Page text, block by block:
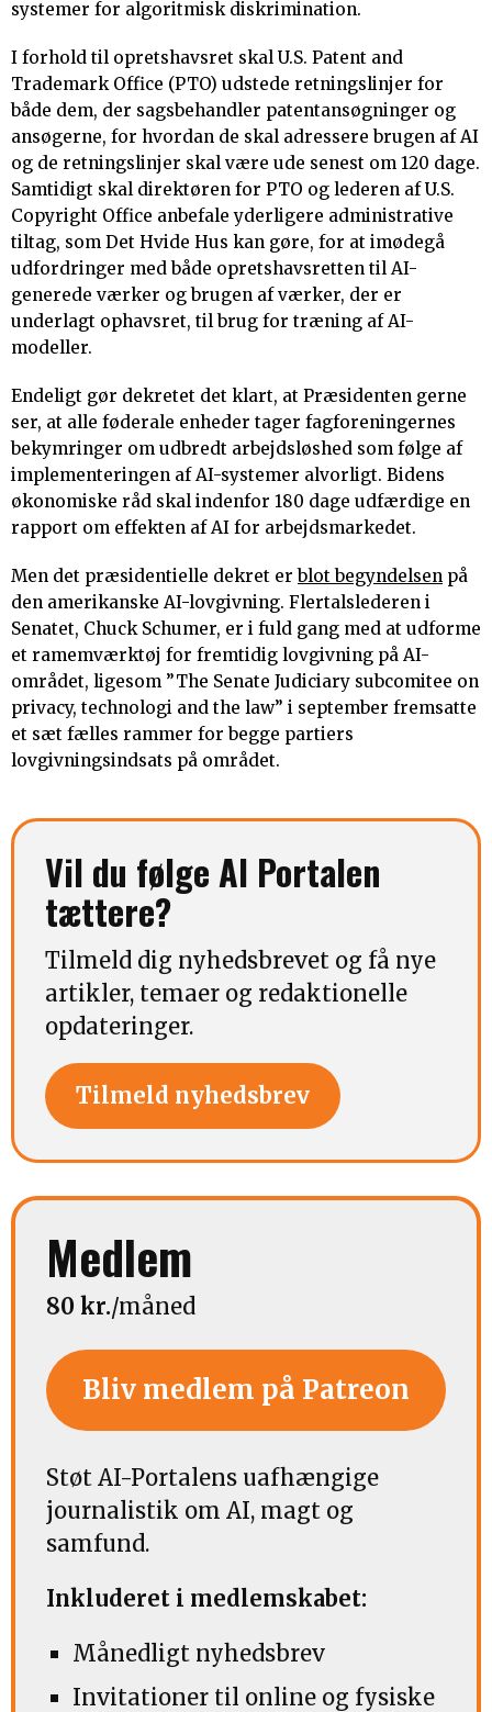
systemer for algoritmisk diskrimination.
I forhold til opretshavsret skal U.S. Patent and
Trademark Office (PTO) udstede retningslinjer for
både dem, der sagsbehandler patentansøgninger og
ansøgerne, for hvordan de skal adressere brugen af AI
og de retningslinjer skal være ude senest om 120 dage.
Samtidigt skal direktøren for PTO og lederen af U.S.
Copyright Office anbefale yderligere administrative
tiltag, som Det Hvide Hus kan gøre, for at imødegå
udfordringer med både opretshavsretten til AI-
generede værker og brugen af værker, der er
underlagt ophavsret, til brug for træning af AI-
modeller.
Endeligt gør dekretet det klart, at Præsidenten gerne
ser, at alle føderale enheder tager fagforeningernes
bekymringer om udbredt arbejdsløshed som følge af
implementeringen af AI-systemer alvorligt. Bidens
økonomiske råd skal indenfor 180 dage udfærdige en
rapport om effekten af AI for arbejdsmarkedet.
Men det præsidentielle dekret erblot begyndelsen på
den amerikanske AI-lovgivning. Flertalslederen i
Senatet, Chuck Schumer, er i fuld gang med at udforme
et ramemværktøj for fremtidig lovgivning på AI-
området, ligesom ”The Senate Judiciary subcomitee on
privacy, technologi and the law” i september fremsatte
et sæt fælles rammer for begge partiers
lovgivningsindsats på området.
Vil du følge AI Portalen
tættere?
Tilmeld dig nyhedsbrevet og få nye
artikler, temaer og redaktionelle
opdateringer.
Tilmeld nyhedsbrev
Medlem
80 kr./måned
Bliv medlem på Patreon
Støt AI-Portalens uafhængige
journalistik om AI, magt og
samfund.
Inkluderet i medlemskabet:
Månedligt nyhedsbrev
Invitationer til online og fysiske